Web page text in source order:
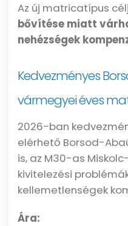
Az új matricatípus
bővítése miatt
nehézségek
Kedvezményes
vármegyei éves
2026-ban
elérhető Borsod-
is, az M30-as
kivitelezési
kellemetlenségek
Ára: